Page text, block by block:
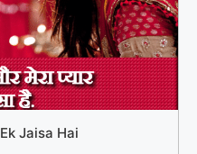
Jaisa Hai